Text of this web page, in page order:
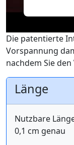
Die patentierte
Vorspannung
nachdem Sie
Länge
Nutzbare
0,1 cm genau